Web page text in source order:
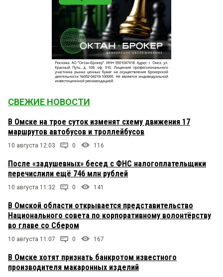
СВЕЖИЕ НОВОСТИ
В Омске на трое суток изменят схему движения 17
маршрутов автобусов и троллейбусов
10 августа 12:03 0 116
После «задушевных» бесед с ФНС налогоплательщики
перечислили ещё 746 млн рублей
10 августа 11:32 0 141
В Омской области открывается представительство
Национального совета по корпоративному волонтёрству
во главе со Сбером
10 августа 11:07 0 167
В Омске хотят признать банкротом известного
производителя макаронных изделий